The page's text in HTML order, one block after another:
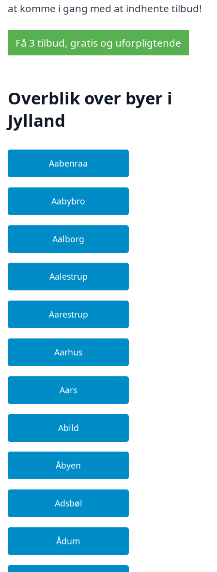
at komme i gang med at indhente tilbud!
Få 3 tilbud, gratis og uforpligtende
Overblik over byer i
Jylland
Aabenraa
Aabybro
Aalborg
Aalestrup
Aarestrup
Aarhus
Aars
Abild
Åbyen
Adsbøl
Ådum